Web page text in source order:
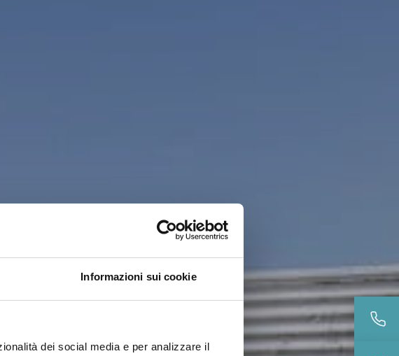
Informazioni sui cookie
dei social media e per analizzare il